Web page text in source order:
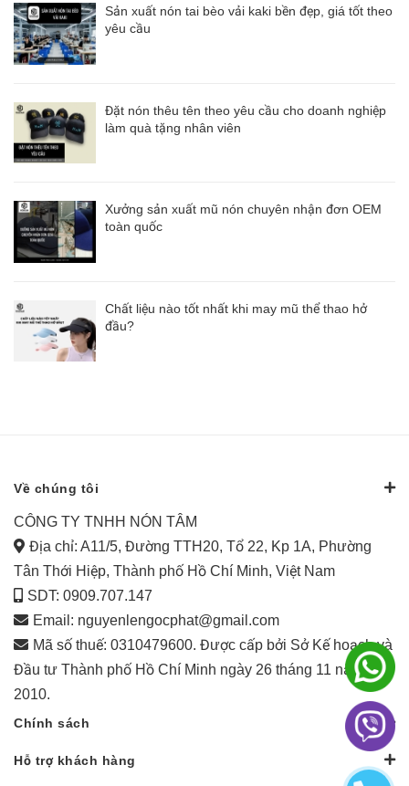
Sản xuất nón tai bèo vải kaki bền đẹp, giá tốt theo
yêu cầu
Đặt nón thêu tên theo yêu cầu cho doanh nghiệp
làm quà tặng nhân viên
Xưởng sản xuất mũ nón chuyên nhận đơn OEM
toàn quốc
Chất liệu nào tốt nhất khi may mũ thể thao hở
đầu?
Về chúng tôi
CÔNG TY TNHH NÓN TÂM
Địa chỉ: A11/5, Đường TTH20, Tổ 22, Kp 1A, Phường
Tân Thới Hiệp, Thành phố Hồ Chí Minh, Việt Nam
SDT: 0909.707.147
Email: nguyenlengocphat@gmail.com
Mã số thuế: 0310479600. Được cấp bởi Sở Kế hoạch và
Đầu tư Thành phố Hồ Chí Minh ngày 26 tháng 11 năm
2010.
Chính sách
Hỗ trợ khách hàng